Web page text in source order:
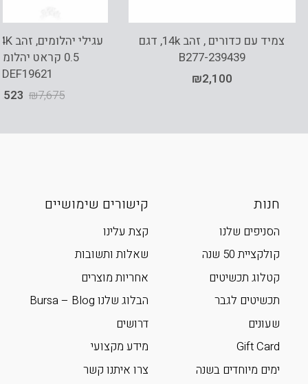
צמיד עם כדורים , זהב 14k, דגם
B277-239439
₪2,100
0.5 קראט
₪7,675
חנות
הסניפים שלנו
קולקציית 50 שנה
קטלוג תכשיטים
תכשיטים לגבר
שעונים
Gift Card
ימים מיוחדים בשנה
קישורים שימושיים
קצת עלינו
שאלות ותשובות
אחריות מוצרים
הבלוג שלנו Bursa – Blog
דרושים
מידע מקצועי
צרו איתנו קשר